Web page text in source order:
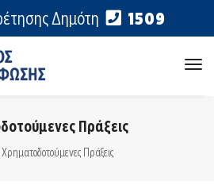
Δημότη 1509
Πράξεις
Χρηματοδοτούμενες Πράξεις